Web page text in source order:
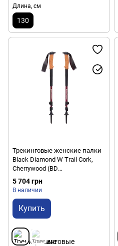
Длина, см
130
Трекинговые женские палки
Black Diamond W Trail Cork,
Cherrywood (BD
1125272009ALL1)
5 704 грн
В наличии
Купить